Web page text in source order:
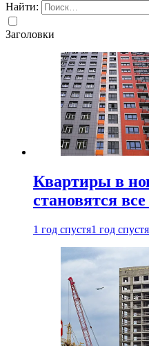
Найти:
Заголовки
Квартиры в
становятся
1 год спустя1 год спустя